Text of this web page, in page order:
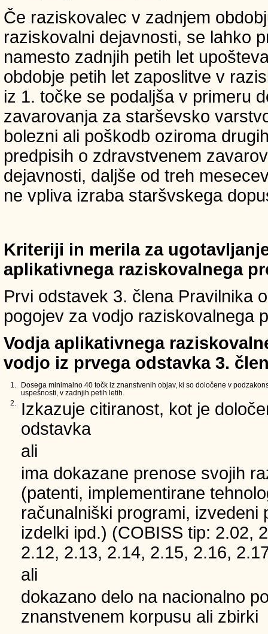
Če raziskovalec v zadnjem
raziskovalni dejavnosti, se lahko
namesto zadnjih petih let
obdobje petih let zaposlitve v
iz 1. točke se podaljša v primeru
zavarovanja za starševsko
bolezni ali poškodb oziroma
predpisih o zdravstvenem
dejavnosti, daljše od treh
ne vpliva izraba staršvskega
Kriteriji in merila za
aplikativnega raziskovalnega
Prvi odstavek 3. člena Pravilnika
pogojev za vodjo raziskovalnega
Vodja aplikativnega
vodjo iz prvega odstavka 3.
1.
Dosega minimalno 40 točk iz znanstvenih objav, ki so določene v
uspešnosti, v zadnjih petih letih.
2.
Izkazuje citiranost, kot je
odstavka
ali
ima dokazane prenose svojih
(patenti, implementirane
računalniški programi, izvedeni
izdelki ipd.) (COBISS tip: 2.02,
2.12, 2.13, 2.14, 2.15, 2.16,
ali
dokazano delo na nacionalno
znanstvenem korpusu ali zbirki